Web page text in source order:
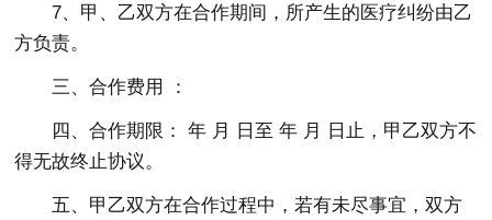
7、甲、乙双方在合作期间，所产生的医疗纠纷由乙
方负责。
三、合作费用 ：
四、合作期限： 年 月 日至 年 月 日止，甲乙双方不
得无故终止协议。
五、甲乙双方在合作过程中，若有未尽事宜，双方